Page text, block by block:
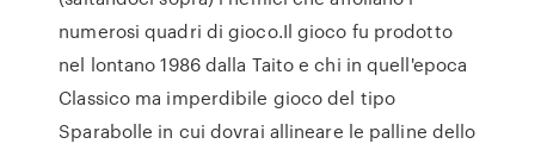
numerosi quadri di gioco.Il gioco fu prodotto
nel lontano 1986 dalla Taito e chi in quell'epoca
Classico ma imperdibile gioco del tipo
Sparabolle in cui dovrai allineare le palline dello